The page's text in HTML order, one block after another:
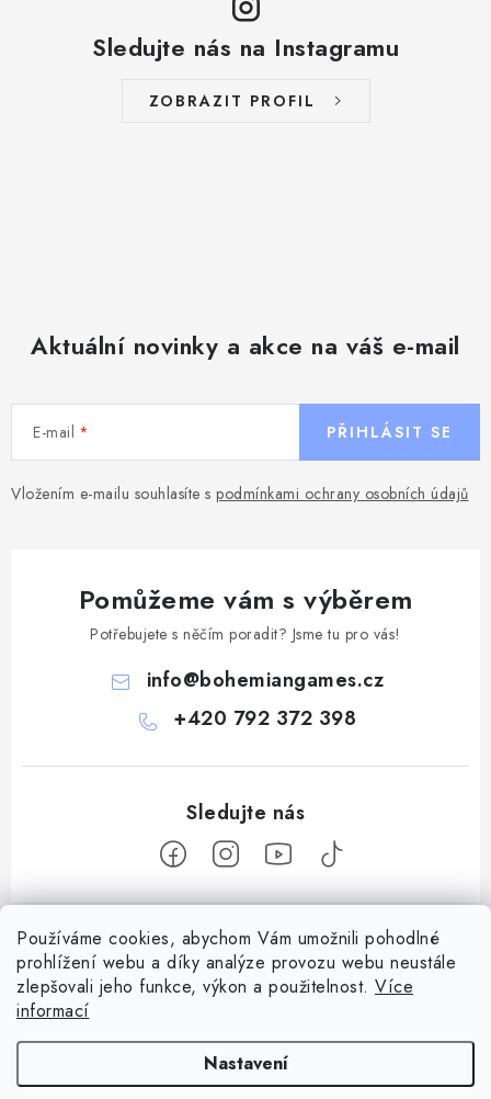
Používáme cookies, abychom Vám umožnili pohodlné
prohlížení webu a díky analýze provozu webu neustále
zlepšovali jeho funkce, výkon a použitelnost. Více
informací
Nastavení
Sledujte nás na Instagramu
ZOBRAZIT PROFIL
Aktuální novinky a akce na váš e-mail
E-mail
Vložením e-mailu souhlasíte s podmínkami ochrany osobních údajů
PŘIHLÁSIT SE
Pomůžeme vám s výběrem
Potřebujete s něčím poradit? Jsme tu pro vás!
info@bohemiangames.cz
+420 792 372 398
Z
Informace pro vás
Obchodní podmínky
Doprava a platba
Podmínky ochrany osobních údajů
Facebook